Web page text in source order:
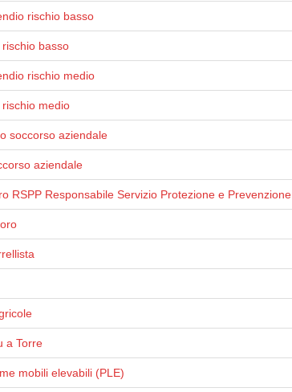
rischio basso
basso
rischio medio
medio
soccorso aziendale
aziendale
RSPP Responsabile Servizio Protezione e Prevenzione
a Torre
mobili elevabili (PLE)